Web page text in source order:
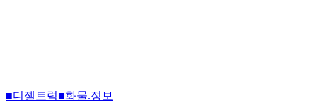
■디젤트럭■화물.정보